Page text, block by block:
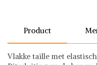
Product
Vlakke taille met